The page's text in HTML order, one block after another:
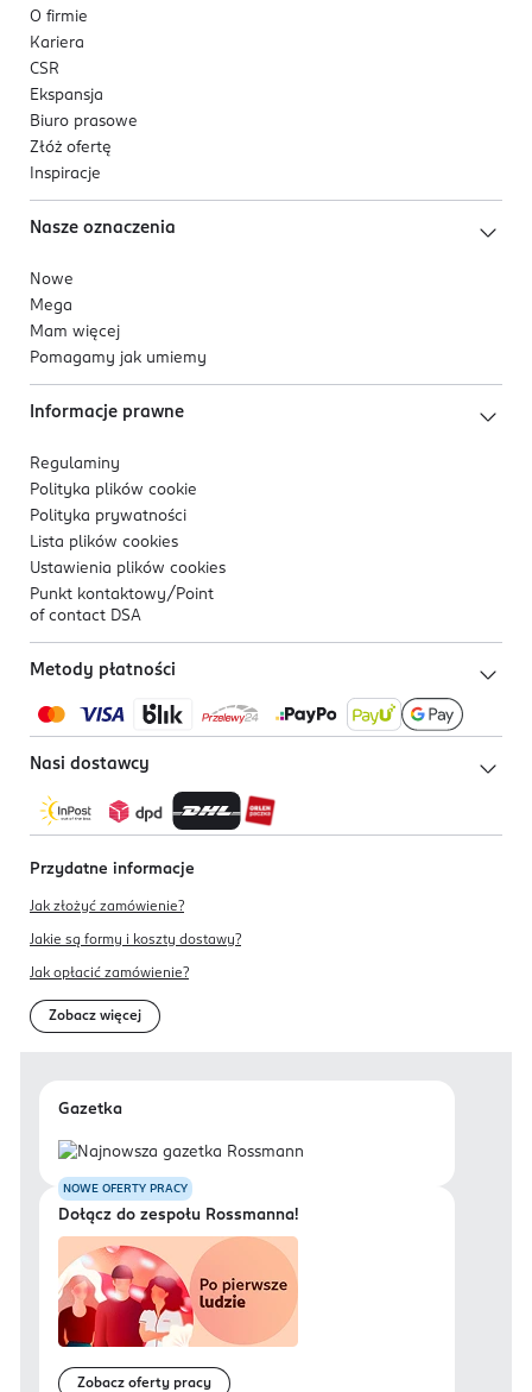
O firmie
Kariera
CSR
Ekspansja
Biuro prasowe
Złóż ofertę
Inspiracje
Nasze oznaczenia
Nowe
Mega
Mam więcej
Pomagamy jak umiemy
Informacje prawne
Regulaminy
Polityka plików cookie
Polityka prywatności
Lista plików cookies
Ustawienia plików cookies
Punkt kontaktowy/ Point
of contact DSA
Metody płatności
Nasi dostawcy
Przydatne informacje
Jak złożyć zamówienie?
Jakie są formy i koszty dostawy?
Jak opłacić zamówienie?
Zobacz więcej
Gazetka
NOWE OFERTY PRACY
Dołącz do zespołu Rossmanna!
Zobacz oferty pracy